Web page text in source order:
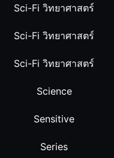
Sci-Fi วิทยาศาสตร์
Sci-Fi วิทยาศาสตร์
Sci-Fi วิทยาศาสตร์
Science
Sensitive
Series